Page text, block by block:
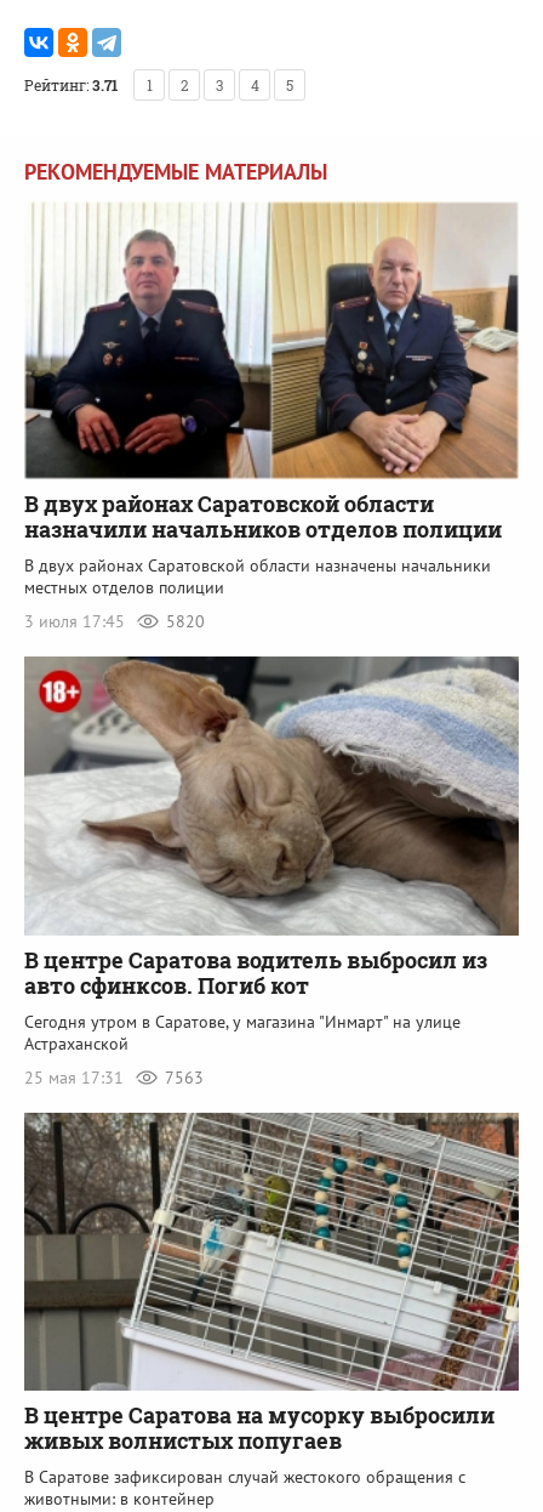
Рейтинг:3.71 1 2 3 4 5
РЕКОМЕНДУЕМЫЕ МАТЕРИАЛЫ
В двух районах Саратовской области
назначили начальников отделов полиции
В двух районах Саратовской области назначены начальники
местных отделов полиции
3 июля 17:45
5820
В центре Саратова водитель выбросил из
авто сфинксов. Погиб кот
Сегодня утром в Саратове, у магазина "Инмарт" на улице
Астраханской
25 мая 17:31
7563
В центре Саратова на мусорку выбросили
живых волнистых попугаев
В Саратове зафиксирован случай жестокого обращения с
животными: в контейнер